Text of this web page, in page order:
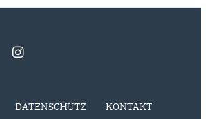
DATENSCHUTZ KONTAKT